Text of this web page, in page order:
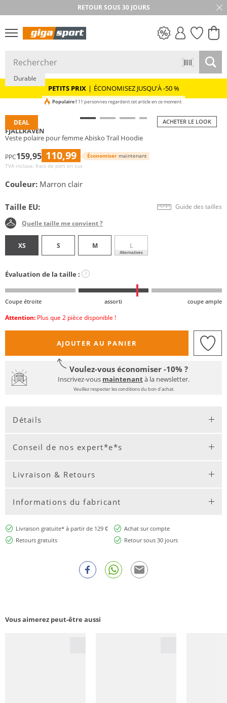
RETOUR SOUS 30 JOURS
PETITS PRIX
PETITS PRIX | ÉCONOMISEZ JUSQU'À -50 %
ACHETER LE LOOK
DEAL
Durable
Populaire ! 11 personnes regardent cet article en ce moment
FJÄLLRÄVEN
Veste polaire pour femme Abisko Trail Hoodie
PPC159,95 110,99 Économiser maintenant
TVA incluse, frais de port en sus
Couleur: Marron clair
Taille EU: Guide des tailles
Quelle taille me convient ?
XS S M L
Alternatives
Évaluation de la taille : ?
Coupe étroite assorti coupe ample
Attention: Plus que 2 pièce disponible !
AJOUTER AU PANIER
Voulez-vous économiser -10% ?
Inscrivez-vous maintenantà la newsletter.
Veuillez respecter les conditions du bon d'achat.
Détails
Conseil de nos expert*e*s
Livraison & Retours
Informations du fabricant
Livraison gratuite* à partir de 129 €
Achat sur compte
Retours gratuits
Retour sous 30 jours
Vous aimerez peut-être aussi